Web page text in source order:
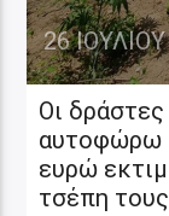
26
Οι
αυτοφώρω
ευρώ
τσέπη